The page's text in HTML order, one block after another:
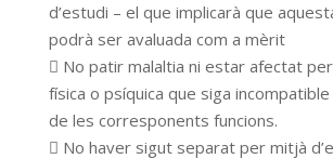
d’estudi – el que implicarà que
podrà ser avaluada com a mèrit
 No patir malaltia ni estar afectat
física o psíquica que siga incompatible
de les corresponents funcions.
 No haver sigut separat per mitjà